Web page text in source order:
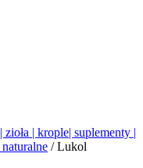
| krople| suplementy |
/Lukol